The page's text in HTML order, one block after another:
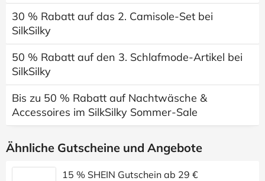
30 % Rabatt auf das 2. Camisole-Set bei
SilkSilky
50 % Rabatt auf den 3. Schlafmode-Artikel bei
SilkSilky
Bis zu 50 % Rabatt auf Nachtwäsche &
Accessoires im SilkSilky Sommer-Sale
Ähnliche Gutscheine und Angebote
15 % SHEIN Gutschein ab 29 €